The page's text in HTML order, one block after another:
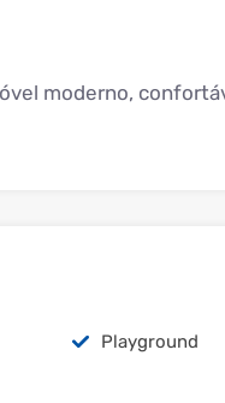
moderno,
Playground